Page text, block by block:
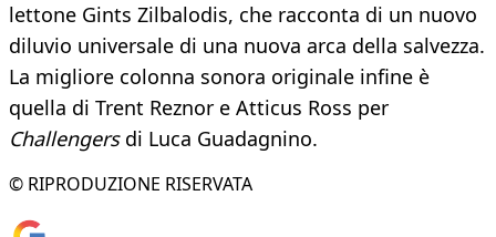
lettone Gints Zilbalodis, che racconta di un nuovo
diluvio universale di una nuova arca della salvezza.
La migliore colonna sonora originale infine è
quella di Trent Reznor e Atticus Ross per
Challengersdi Luca Guadagnino.
© RIPRODUZIONE RISERVATA